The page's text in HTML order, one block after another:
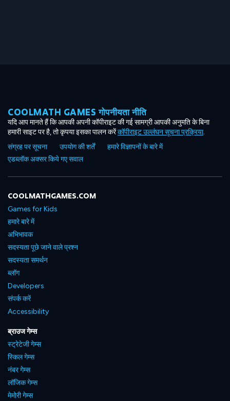
COOLMATH GAMES गोपनीयता नीति
यदि आप मानते हैं कि आपकी अपनी कॉपीराइट की गई सामग्री आपकी अनुमति के बिना
हमारी साइट पर है, तो कृपया इसका पालन करेंकॉपीराइट उल्लंघन सूचना प्रक्रिया.
संग्रह पर सूचना
उपयोग की शर्तें
हमारे विज्ञापनों के बारे में
एडब्लॉक अक्सर किये गए सवाल
COOLMATHGAMES.COM
Games for Kids
हमारे बारे में
अभिभावक
सदस्यता पूछे जाने वाले प्रश्न
सदस्यता समर्थन
ब्लॉग
Developers
संपर्क करें
Accessibility
ब्राउज गेम्स
स्ट्रेटेजी गेम्स
स्किल गेम्स
नंबर गेम्स
लॉजिक गेम्स
मेमोरी गेम्स